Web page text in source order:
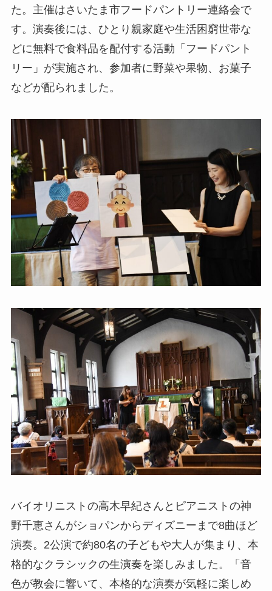
た。主催はさいたま市フードパントリー連絡会で
す。演奏後には、ひとり親家庭や生活困窮世帯な
どに無料で食料品を配付する活動「フードパント
リー」が実施され、参加者に野菜や果物、お菓子
などが配られました。
バイオリニストの高木早紀さんとピアニストの神
野千恵さんがショパンからディズニーまで8曲ほど
演奏。2公演で約80名の子どもや大人が集まり、本
格的なクラシックの生演奏を楽しみました。「音
色が教会に響いて、本格的な演奏が気軽に楽しめ